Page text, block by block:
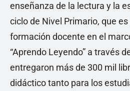
enseñanza de la lectura y la
ciclo de Nivel Primario, que
formación docente en el
“Aprendo Leyendo” a través
entregaron más de 300 mil
didáctico tanto para los